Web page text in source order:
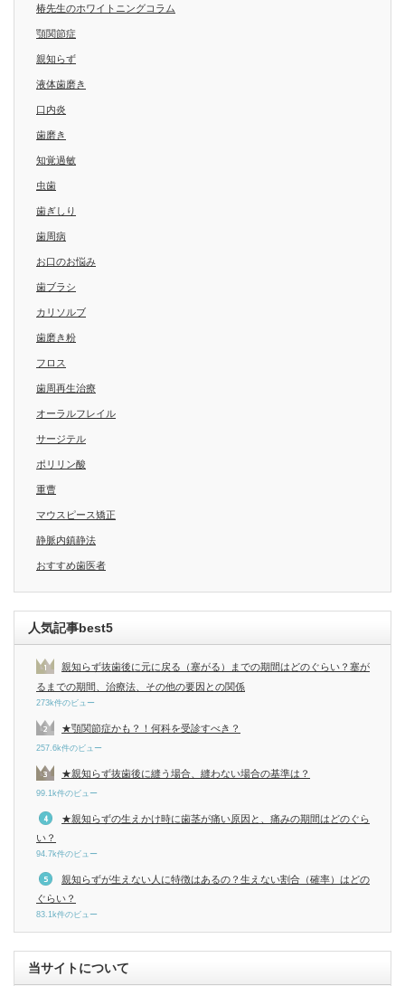
椿先生のホワイトニングコラム
顎関節症
親知らず
液体歯磨き
口内炎
歯磨き
知覚過敏
虫歯
歯ぎしり
歯周病
お口のお悩み
歯ブラシ
カリソルブ
歯磨き粉
フロス
歯周再生治療
オーラルフレイル
サージテル
ポリリン酸
重曹
マウスピース矯正
静脈内鎮静法
おすすめ歯医者
人気記事best5
親知らず抜歯後に元に戻る（塞がる）までの期間はどのぐらい？塞が
るまでの期間、治療法、その他の要因との関係
273k件のビュー
★顎関節症かも？！何科を受診すべき？
257.6k件のビュー
★親知らず抜歯後に縫う場合、縫わない場合の基準は？
99.1k件のビュー
★親知らずの生えかけ時に歯茎が痛い原因と、痛みの期間はどのぐら
い？
94.7k件のビュー
親知らずが生えない人に特徴はあるの？生えない割合（確率）はどの
ぐらい？
83.1k件のビュー
当サイトについて